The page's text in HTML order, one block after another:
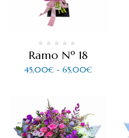
Ramo Nº 18
45,00€ - 65,00€